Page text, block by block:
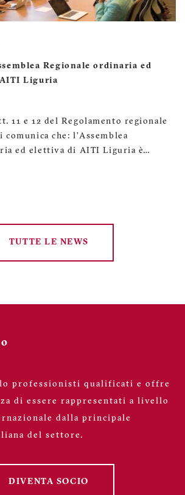
Regionale ordinaria ed
Liguria
11 e 12 del Regolamento regionale
che: l’Assemblea
ed elettiva di AITI Liguria è…
TUTTE LE NEWS
professionisti qualificati e offre
di essere rappresentati a livello
dalla principale
del settore.
DIVENTA SOCIO